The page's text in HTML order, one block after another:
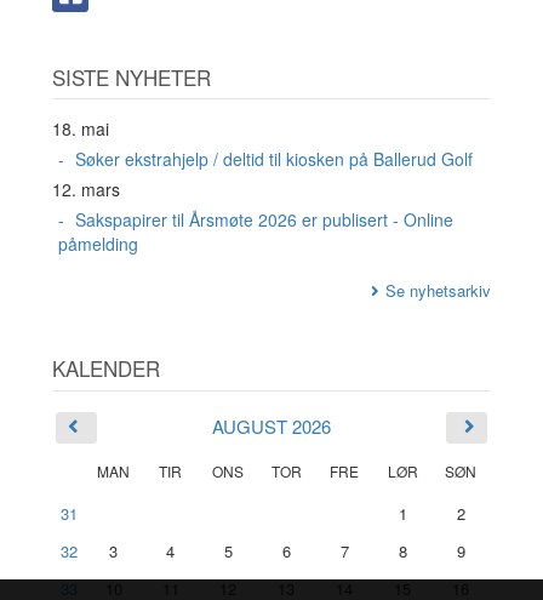
SISTE NYHETER
18. mai
Søker ekstrahjelp / deltid til kiosken på Ballerud Golf
12. mars
Sakspapirer til Årsmøte 2026 er publisert - Online
påmelding
Se nyhetsarkiv
KALENDER
AUGUST 2026
MAN TIR ONS TOR FRE LØR SØN
31 1
2
32
3 4 5 6 7 8
9